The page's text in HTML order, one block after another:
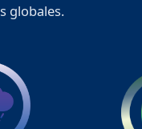
globales.